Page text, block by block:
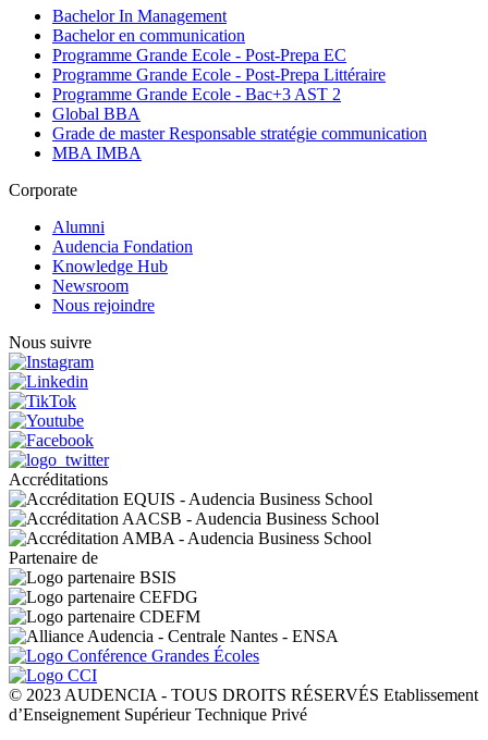
Bachelor In Management
Bachelor en communication
Programme Grande Ecole - Post-Prepa EC
Programme Grande Ecole - Post-Prepa Littéraire
Programme Grande Ecole - Bac+3 AST 2
Global BBA
Grade de master Responsable stratégie communication
MBA IMBA
Corporate
Alumni
Audencia Fondation
Knowledge Hub
Newsroom
Nous rejoindre
Nous suivre
Accréditations
Partenaire de
© 2023 AUDENCIA - TOUS DROITS RÉSERVÉS Etablissement
d’Enseignement Supérieur Technique Privé